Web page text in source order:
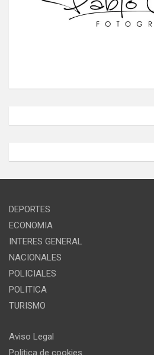
DEPORTES
ECONOMIA
INTERES GENERAL
NACIONALES
POLICIALES
POLITICA
TURISMO
Aviso Legal
Politica de cookies